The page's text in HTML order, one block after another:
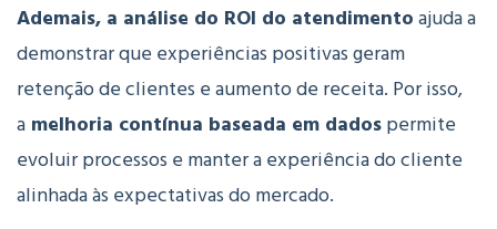
Ademais, a análise do ROI do atendimentoajudaa
demonstrarque experiências positivasgeram
retençãodeclientes eaumentode receita. Por isso,
a melhoria contínua baseada em dadospermite
evoluirprocessos e manteraexperiênciadocliente
alinhadaàs expectativasdomercado.